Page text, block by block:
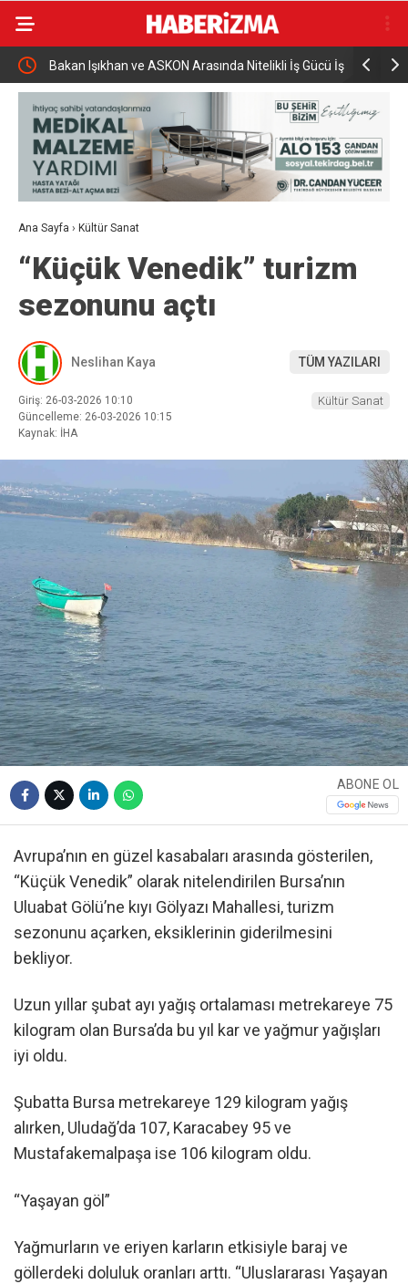
Bakan Işıkhan ve ASKON Arasında Nitelikli İş Gücü İş
Birliği
Yeni
Dönmez
Ana Sayfa › Kültür Sanat
“Küçük Venedik” turizm
sezonunu açtı
Neslihan Kaya TÜM YAZILARI
Giriş: 26-03-2026 10:10
Güncelleme: 26-03-2026 10:15
Kaynak: İHA
Kültür Sanat
ABONE OL
Avrupa’nın en güzel kasabaları arasında gösterilen,
“Küçük Venedik” olarak nitelendirilen Bursa’nın
Uluabat Gölü’ne kıyı Gölyazı Mahallesi, turizm
sezonunu açarken, eksiklerinin giderilmesini
bekliyor.
Uzun yıllar şubat ayı yağış ortalaması metrekareye 75
kilogram olan Bursa’da bu yıl kar ve yağmur yağışları
iyi oldu.
Şubatta Bursa metrekareye 129 kilogram yağış
alırken, Uludağ’da 107, Karacabey 95 ve
Mustafakemalpaşa ise 106 kilogram oldu.
“Yaşayan göl”
Yağmurların ve eriyen karların etkisiyle baraj ve
göllerdeki doluluk oranları arttı. “Uluslararası Yaşayan